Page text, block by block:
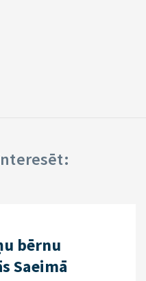
bērnu
Saeimā